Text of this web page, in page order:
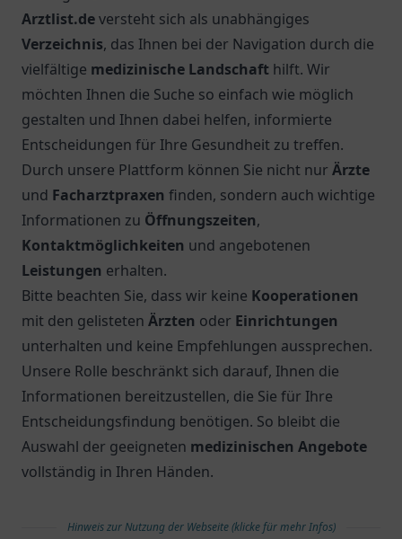
Arztlist.deversteht sich als unabhängiges
Verzeichnis, das Ihnen bei der Navigation durch die
vielfältige medizinische Landschaft hilft. Wir
möchten Ihnen die Suche so einfach wie möglich
gestalten und Ihnen dabei helfen, informierte
Entscheidungen für Ihre Gesundheit zu treffen.
Durch unsere Plattform können Sie nicht nur Ärzte
und Facharztpraxen finden, sondern auch wichtige
Informationen zu Öffnungszeiten,
Kontaktmöglichkeiten und angebotenen
Leistungen erhalten.
Bitte beachten Sie, dass wir keine Kooperationen
mit den gelisteten Ärzten oder Einrichtungen
unterhalten und keine Empfehlungen aussprechen.
Unsere Rolle beschränkt sich darauf, Ihnen die
Informationen bereitzustellen, die Sie für Ihre
Entscheidungsfindung benötigen. So bleibt die
Auswahl der geeigneten medizinischen Angebote
vollständig in Ihren Händen.
Hinweis zur Nutzung der Webseite (klicke für mehr Infos)